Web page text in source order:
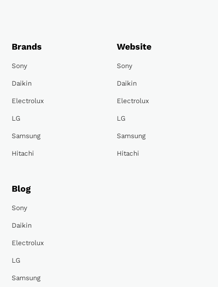
Brands
Sony
Daikin
Electrolux
LG
Samsung
Hitachi
Website
Sony
Daikin
Electrolux
LG
Samsung
Hitachi
Blog
Sony
Daikin
Electrolux
LG
Samsung